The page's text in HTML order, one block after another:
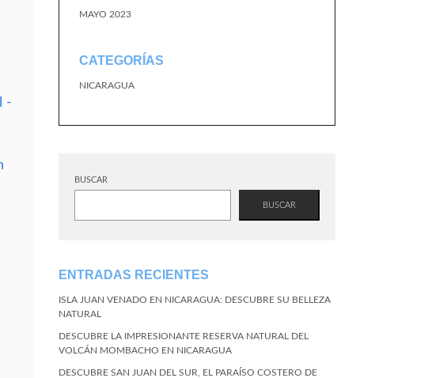
-
MAYO 2023
CATEGORÍAS
NICARAGUA
BUSCAR
BUSCAR
ENTRADAS RECIENTES
ISLA JUAN VENADO EN NICARAGUA: DESCUBRE SU BELLEZA
NATURAL
DESCUBRE LA IMPRESIONANTE RESERVA NATURAL DEL
VOLCÁN MOMBACHO EN NICARAGUA
DESCUBRE SAN JUAN DEL SUR, EL PARAÍSO COSTERO DE